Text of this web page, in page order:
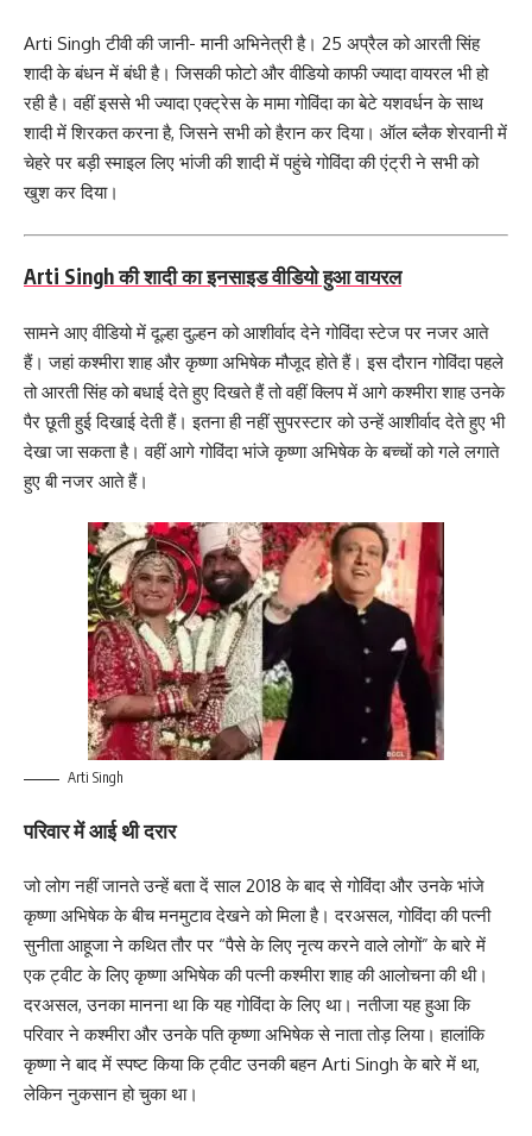
Arti Singh टीवी की जानी- मानी अभिनेत्री है। 25 अप्रैल को आरती सिंह
शादी के बंधन में बंधी है। जिसकी फोटो और वीडियो काफी ज्यादा वायरल भी हो
रही है। वहीं इससे भी ज्यादा एक्ट्रेस के मामा गोविंदा का बेटे यशवर्धन के साथ
शादी में शिरकत करना है, जिसने सभी को हैरान कर दिया। ऑल ब्लैक शेरवानी में
चेहरे पर बड़ी स्माइल लिए भांजी की शादी में पहुंचे गोविंदा की एंट्री ने सभी को
खुश कर दिया।
Arti Singh की शादी का इनसाइड वीडियो हुआ वायरल
सामने आए वीडियो में दूल्हा दुल्हन को आशीर्वाद देने गोविंदा स्टेज पर नजर आते
हैं। जहां कश्मीरा शाह और कृष्णा अभिषेक मौजूद होते हैं। इस दौरान गोविंदा पहले
तो आरती सिंह को बधाई देते हुए दिखते हैं तो वहीं क्लिप में आगे कश्मीरा शाह उनके
पैर छूती हुई दिखाई देती हैं। इतना ही नहीं सुपरस्टार को उन्हें आशीर्वाद देते हुए भी
देखा जा सकता है। वहीं आगे गोविंदा भांजे कृष्णा अभिषेक के बच्चों को गले लगाते
हुए बी नजर आते हैं।
Arti Singh
परिवार में आई थी दरार
जो लोग नहीं जानते उन्हें बता दें साल 2018 के बाद से गोविंदा और उनके भांजे
कृष्णा अभिषेक के बीच मनमुटाव देखने को मिला है। दरअसल, गोविंदा की पत्नी
सुनीता आहूजा ने कथित तौर पर “पैसे के लिए नृत्य करने वाले लोगों” के बारे में
एक ट्वीट के लिए कृष्णा अभिषेक की पत्नी कश्मीरा शाह की आलोचना की थी।
दरअसल, उनका मानना था कि यह गोविंदा के लिए था। नतीजा यह हुआ कि
परिवार ने कश्मीरा और उनके पति कृष्णा अभिषेक से नाता तोड़ लिया। हालांकि
कृष्णा ने बाद में स्पष्ट किया कि ट्वीट उनकी बहन Arti Singh के बारे में था,
लेकिन नुकसान हो चुका था।